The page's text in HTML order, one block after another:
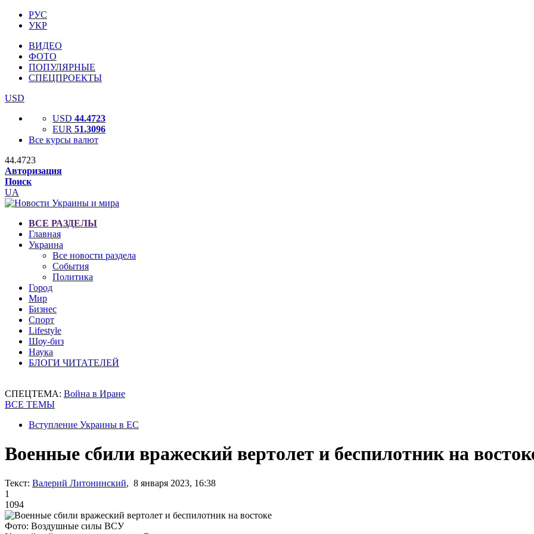
РУС
УКР
ВИДЕО
ФОТО
ПОПУЛЯРНЫЕ
СПЕЦПРОЕКТЫ
USD
USD 44.4723
EUR 51.3096
Все курсы валют
44.4723
Авторизация
Поиск
UA
ВСЕ РАЗДЕЛЫ
Главная
Украина
Все новости раздела
События
Политика
Город
Мир
Бизнес
Спорт
Lifestyle
Шоу-биз
Наука
БЛОГИ ЧИТАТЕЛЕЙ
СПЕЦТЕМА: Война в Иране
ВСЕ ТЕМЫ
Вступление Украины в ЕС
Военные сбили вражеский вертолет и беспилотник на
Текст: Валерий Литонинский, 8 января 2023, 16:38
1
1094
Фото: Воздушные силы ВСУ